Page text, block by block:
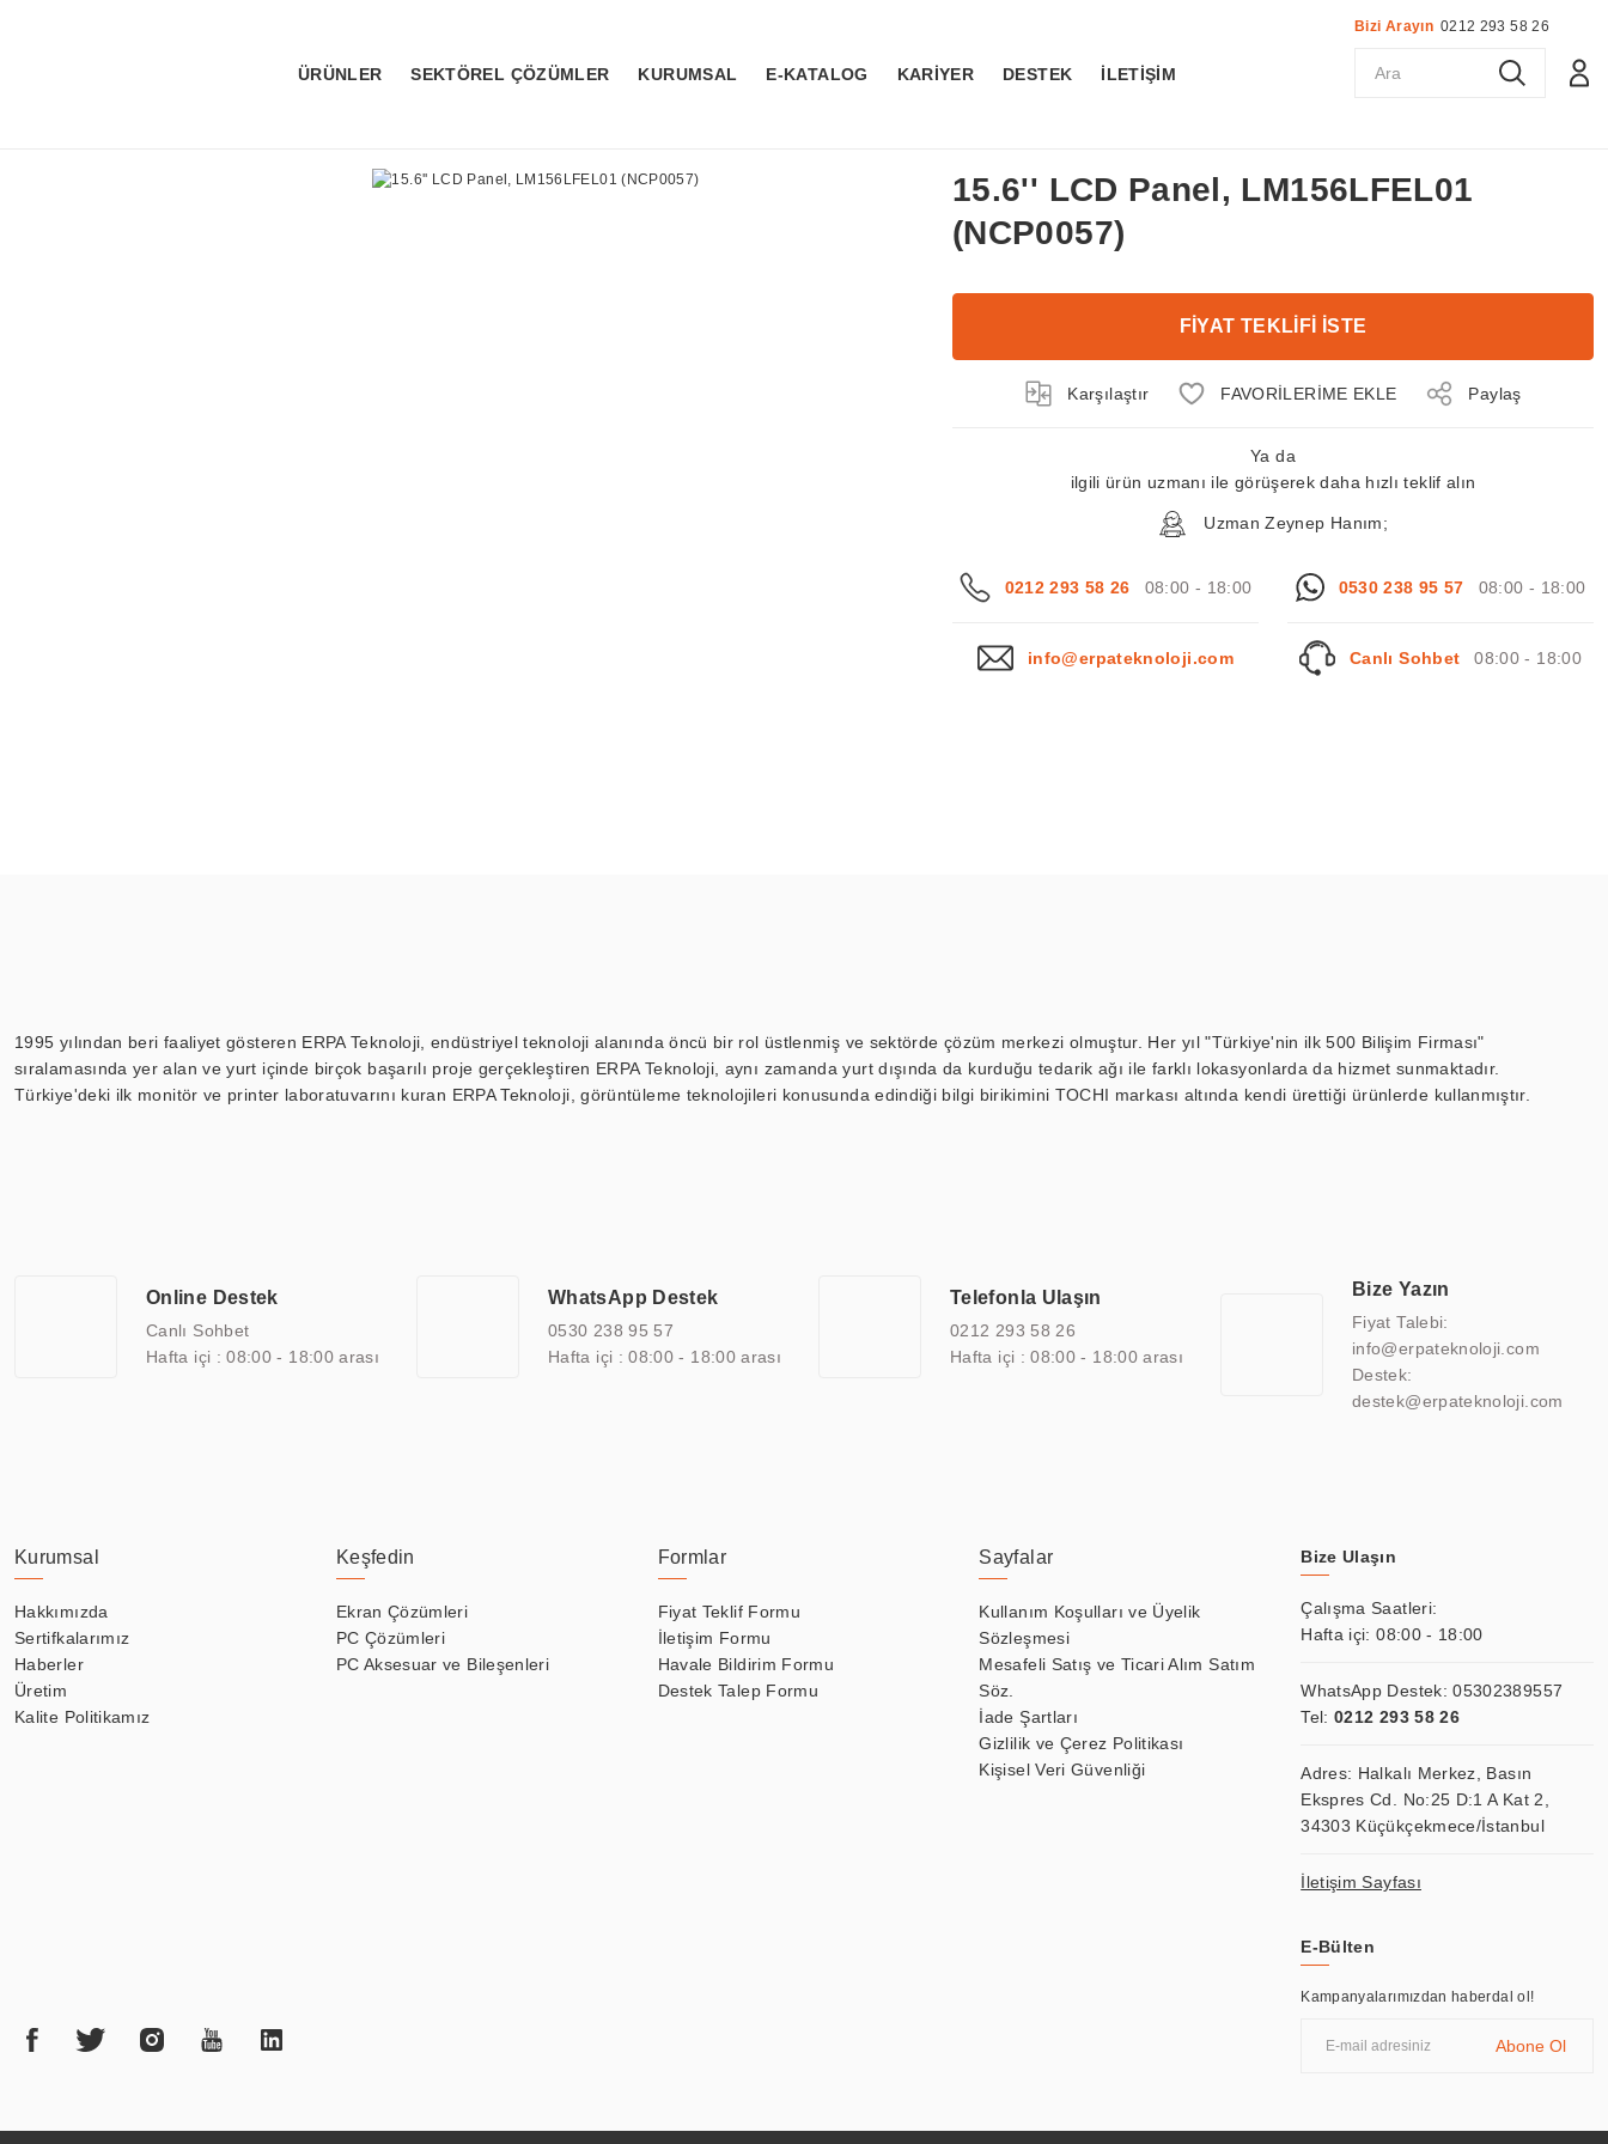
ÜRÜNLER SEKTÖREL ÇÖZÜMLER KURUMSAL E-KATALOG KARİYER DESTEK İLETİŞİM
Bizi Arayın 0212 293 58 26
15.6'' LCD Panel, LM156LFEL01
(NCP0057)
FİYAT TEKLİFİ İSTE
Karşılaştır Paylaş
Ya da
ilgili ürün uzmanı ile görüşerek daha hızlı teklif alın
Uzman Zeynep Hanım;
0212 293 58 26 08:00 - 18:00 0530 238 95 57 08:00 - 18:00
info@erpateknoloji.com Canlı Sohbet 08:00 - 18:00
1995 yılından beri faaliyet gösteren ERPA Teknoloji, endüstriyel teknoloji alanında öncü bir rol üstlenmiş ve sektörde çözüm merkezi olmuştur. Her yıl "Türkiye'nin ilk 500 Bilişim Firması"
sıralamasında yer alan ve yurt içinde birçok başarılı proje gerçekleştiren ERPA Teknoloji, aynı zamanda yurt dışında da kurduğu tedarik ağı ile farklı lokasyonlarda da hizmet sunmaktadır.
Türkiye'deki ilk monitör ve printer laboratuvarını kuran ERPA Teknoloji, görüntüleme teknolojileri konusunda edindiği bilgi birikimini TOCHI markası altında kendi ürettiği ürünlerde kullanmıştır.
arasında yer almaktadır. ERPA Teknoloji, uluslararası standartlarda kalite belgelerine ve sertifikalara sahip olup, etik değerlere bağlı bir şekilde hareket etmektedir. Kaliteli ekipmanı, uzman kadroları,
yılların getirdiği bilgi ve tecrübe ile birleştiren ERPA Teknoloji, özel çözümleri ile iş ortaklarının öne çıkmasına ve sürekli gelişimine katkı sağlamaktadır.
Online Destek
Canlı Sohbet
Hafta içi : 08:00 - 18:00 arası
WhatsApp Destek
0530 238 95 57
Hafta içi : 08:00 - 18:00 arası
Telefonla Ulaşın
0212 293 58 26
Hafta içi : 08:00 - 18:00 arası
Bize Yazın
Fiyat Talebi:
info@erpateknoloji.com
Destek:
destek@erpateknoloji.com
Kurumsal
Hakkımızda
Sertifkalarımız
Haberler
Üretim
Kalite Politikamız
Keşfedin
Ekran Çözümleri
PC Çözümleri
PC Aksesuar ve Bileşenleri
Formlar
Fiyat Teklif Formu
İletişim Formu
Havale Bildirim Formu
Destek Talep Formu
Sayfalar
Kullanım Koşulları ve Üyelik
Sözleşmesi
Mesafeli Satış ve Ticari Alım Satım
Söz.
İade Şartları
Gizlilik ve Çerez Politikası
Kişisel Veri Güvenliği
Bize Ulaşın
Çalışma Saatleri:
Hafta içi: 08:00 - 18:00
WhatsApp Destek:05302389557
Tel: 0212 293 58 26
Adres: Halkalı Merkez, Basın
Ekspres Cd. No:25 D:1 A Kat 2,
34303 Küçükçekmece/İstanbul
İletişim Sayfası
E-Bülten
Kampanyalarımızdan haberdal ol!
Abone Ol